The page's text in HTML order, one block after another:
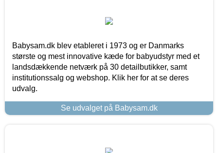
Babysam.dk blev etableret i 1973 og er Danmarks
største og mest innovative kæde for babyudstyr med et
landsdækkende netværk på 30 detailbutikker, samt
institutionssalg og webshop. Klik her for at se deres
udvalg.
Se udvalget på Babysam.dk